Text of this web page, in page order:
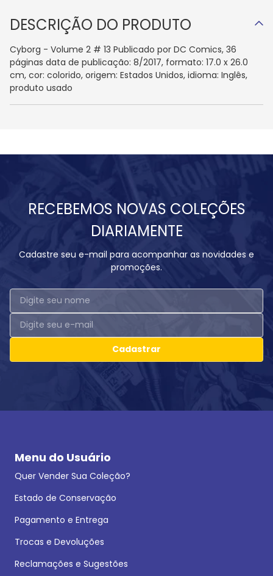
DESCRIÇÃO DO PRODUTO
Cyborg - Volume 2 # 13 Publicado por DC Comics, 36
páginas data de publicação: 8/2017, formato: 17.0 x 26.0
cm, cor: colorido, origem: Estados Unidos, idioma: Inglês,
produto usado
RECEBEMOS NOVAS COLEÇÕES
DIARIAMENTE
Cadastre seu e-mail para acompanhar as novidades e
promoções.
Cadastrar
Menu do Usuário
Quer Vender Sua Coleção?
Estado de Conservação
Pagamento e Entrega
Trocas e Devoluções
Reclamações e Sugestões